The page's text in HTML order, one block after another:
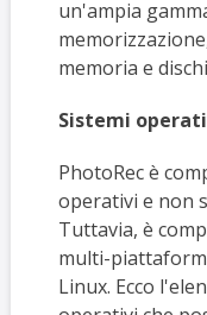
un'ampia
memoria e
Sistemi
PhotoRec è
operativi e non
Tuttavia, è
multi-
Linux. Ecco